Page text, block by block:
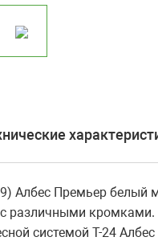
Албес Премьер белый
различными
системой Т-24